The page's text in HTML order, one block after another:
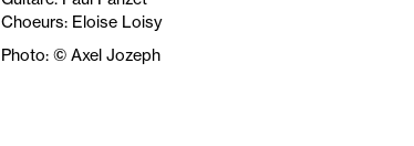
Choeurs: Eloise Loisy
Photo: © Axel Jozeph